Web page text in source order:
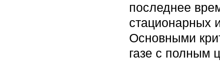
последнее
стационарных
Основными
газе с полным